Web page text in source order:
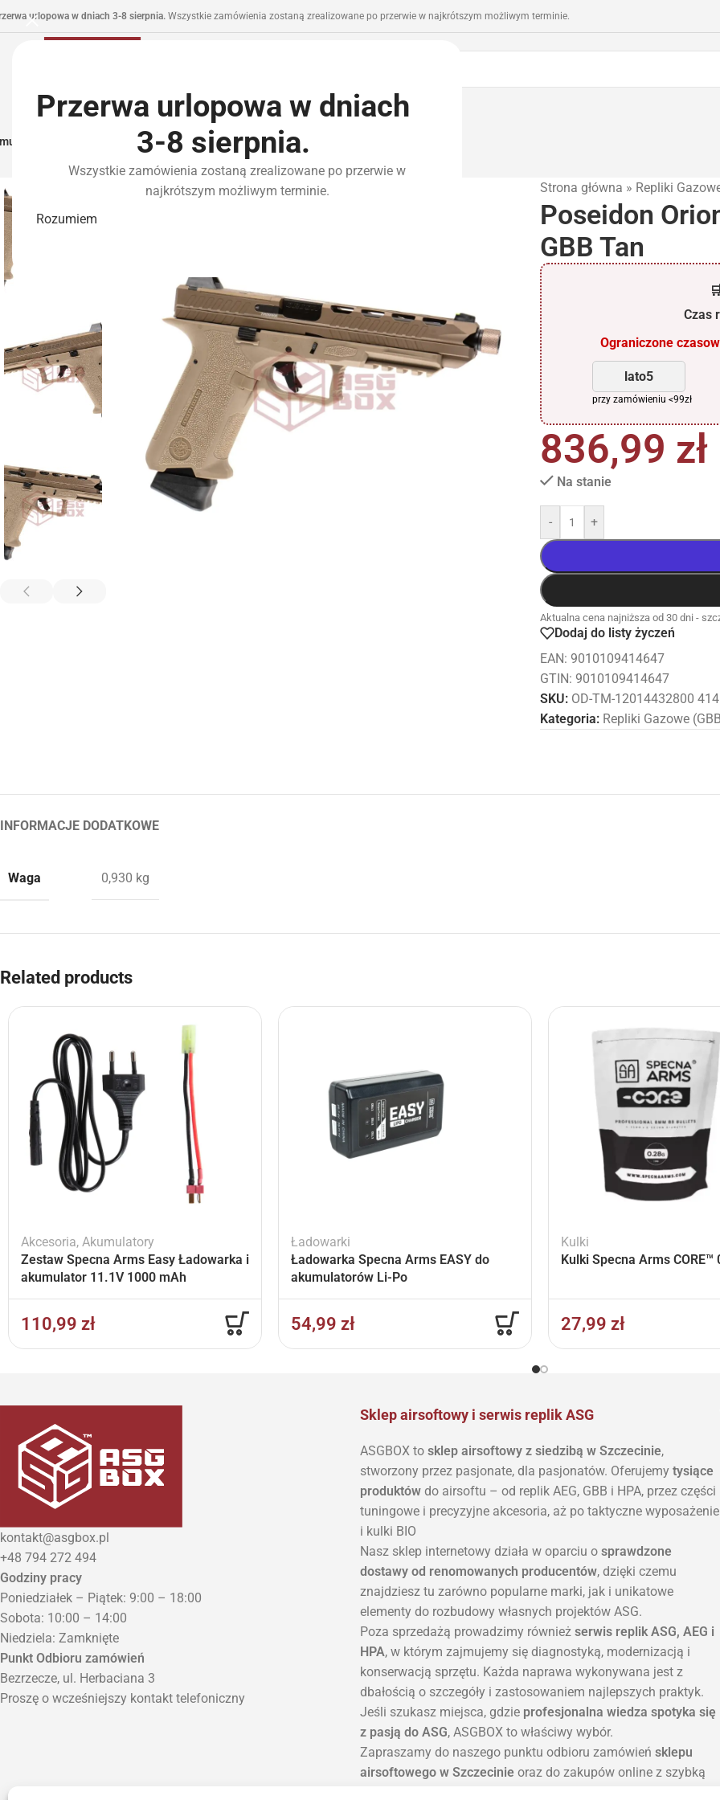
Przerwa urlopowa w dniach
3-8 sierpnia.
Wszystkie zamówienia zostaną zrealizowane po przerwie w
najkrótszym możliwym terminie.
Rozumiem
urlopowa w dniach 3-8 sierpnia. Wszystkie zamówienia zostaną zrealizowane po przerwie w najkrótszym możliwym terminie.
I Zasilanie Części I Tuning HPAWyposażenie Taktyczne
Strona główna » Repliki
Poseidon
GBB Tan
Czas
Ograniczone
lato5
przy zamówieniu <99zł
836,99 zł
Na stanie
- +
Aktualna cena najniższa od 30 dni -
Dodaj do listy życzeń
EAN: 9010109414647
GTIN: 9010109414647
SKU: OD-TM-12014432800
Kategoria: Repliki Gazowe
INFORMACJE DODATKOWE
Waga 0,930 kg
Related products
Akcesoria, Akumulatory
Zestaw Specna Arms Easy Ładowarka i
akumulator 11.1V 1000 mAh
110,99 zł
Ładowarki
Ładowarka Specna Arms EASY do
akumulatorów Li-Po
54,99 zł
Kulki
Kulki Specna Arms CORE™
27,99 zł
kontakt@asgbox.pl
+48 794 272 494
Godziny pracy
Poniedziałek – Piątek: 9:00 – 18:00
Sobota: 10:00 – 14:00
Niedziela: Zamknięte
Punkt Odbioru zamówień
Bezrzecze, ul. Herbaciana 3
Proszę o wcześniejszy kontakt telefoniczny
Sklep airsoftowy i serwis replik ASG
ASGBOX to sklep airsoftowy z siedzibą w Szczecinie,
stworzony przez pasjonate, dla pasjonatów. Oferujemy tysiące
produktów do airsoftu – od replik AEG, GBB i HPA, przez części
tuningowe i precyzyjne akcesoria, aż po taktyczne wyposażenie
i kulki BIO
Nasz sklep internetowy działa w oparciu o sprawdzone
dostawy od renomowanych producentów, dzięki czemu
znajdziesz tu zarówno popularne marki, jak i unikatowe
elementy do rozbudowy własnych projektów ASG.
Poza sprzedażą prowadzimy również serwis replik ASG, AEG i
HPA, w którym zajmujemy się diagnostyką, modernizacją i
konserwacją sprzętu. Każda naprawa wykonywana jest z
dbałością o szczegóły i zastosowaniem najlepszych praktyk.
Jeśli szukasz miejsca, gdzie profesjonalna wiedza spotyka się
z pasją do ASG, ASGBOX to właściwy wybór.
Zapraszamy do naszego punktu odbioru zamówień sklepu
airsoftowego w Szczecinie oraz do zakupów online z szybką